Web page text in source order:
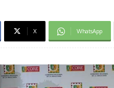
X WhatsApp